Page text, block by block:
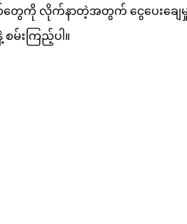
တွေကို လိုက်နာတဲ့အတွက် ငွေပေးချေ
စမ်းကြည့်ပါ။